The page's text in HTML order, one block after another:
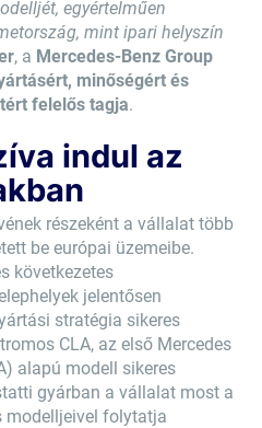
egyértelműen
mint ipari helyszín
, a Mercedes-Benz Group
minőségért és
felelős tagja.
indul az
részeként a vállalat több
be európai üzemeibe.
következetes
jelentősen
stratégia sikeres
CLA, az első Mercedes
alapú modell sikeres
gyárban a vállalat most a
modelljeivel folytatja